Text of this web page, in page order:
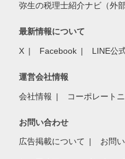
弥生の税理士紹介ナビ（外部
最新情報について
X Facebook LINE公
運営会社情報
会社情報 コーポレート
お問い合わせ
広告掲載について お問